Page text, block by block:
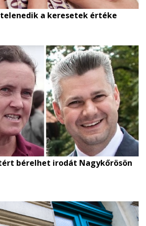
a keresetek értéke
bérelhet irodát Nagykőrösön